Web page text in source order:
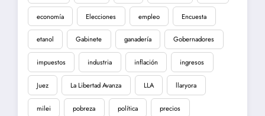
economía Elecciones empleo Encuesta
etanol Gabinete ganadería Gobernadores
impuestos industria inflación ingresos
Juez La Libertad Avanza LLA llaryora
milei pobreza política precios